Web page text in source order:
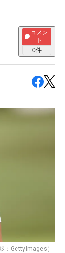
コメン
ト
0件
：GettyImages）